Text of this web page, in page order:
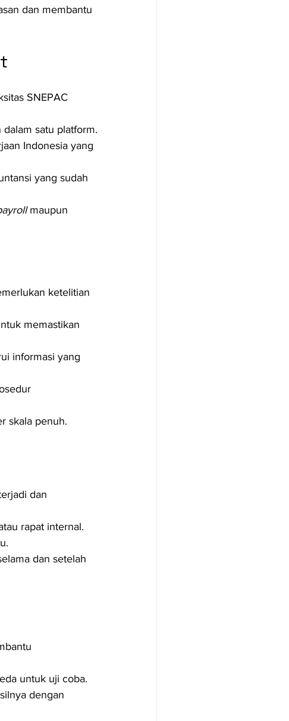
dan membantu
SNEPAC
dalam satu platform.
Indonesia yang
yang sudah
maupun
ketelitian
memastikan
informasi yang
skala penuh.
dan
rapat internal.
dan setelah
untuk uji coba.
dengan